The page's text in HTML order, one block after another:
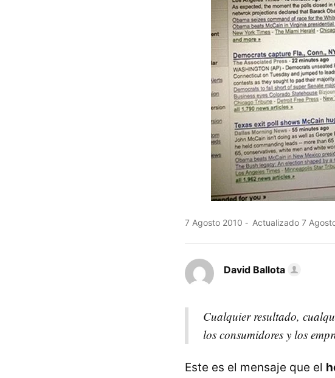
7 Agosto 2010 Actualizado 7
David Ballota
Cualquier resultado,
los consumidores y los
Este es el mensaje que el